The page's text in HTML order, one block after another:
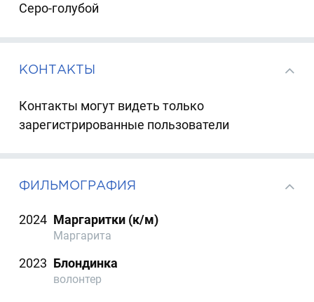
Серо-голубой
КОНТАКТЫ
Контакты могут видеть только
зарегистрированные пользователи
ФИЛЬМОГРАФИЯ
2024 Маргаритки (к/м)
Маргарита
2023 Блондинка
волонтер